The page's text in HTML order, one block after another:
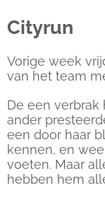
Cityrun
Vorige week
van het team
De een verbrak
ander
een door haar
kennen, en
voeten. Maar
hebben hem